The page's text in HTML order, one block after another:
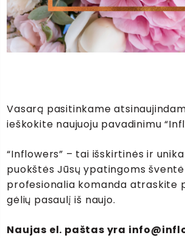
Vasarą pasitinkame
ieškokite naujuoju pavadinimu
“Inflowers” – tai išskirtinės ir
puokštės Jūsų ypatingoms
profesionalia komanda atraskite
gėlių pasaulį iš naujo.
Naujas el. paštas yra